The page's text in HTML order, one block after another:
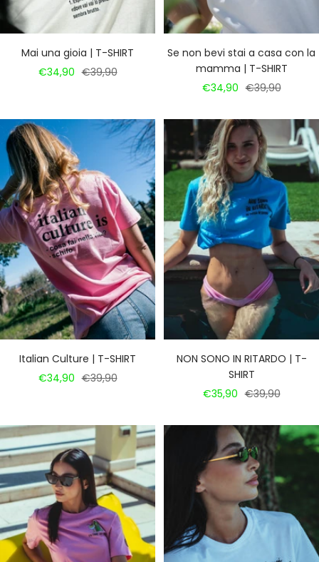
Mai una gioia | T-SHIRT
Prezzo
€34,90 Prezzo
€39,90
Se non bevi stai a casa con la
mamma | T-SHIRT
Prezzo
vendita
€34,90 Prezzo
€39,90
Italian Culture | T-SHIRT
Prezzo
€34,90 Prezzo
€39,90
NON SONO IN RITARDO | T-
SHIRT
Prezzo
vendita
€35,90 Prezzo
€39,90